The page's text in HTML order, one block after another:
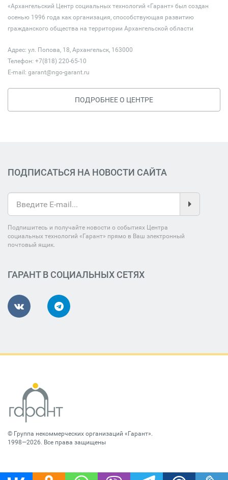
«Архангельский Центр социальных технологий «Гарант» был создан
осенью 1996 года как организация, способствующая развитию
гражданского общества на территории Архангельской области
Адрес: ул. Попова, 18, Архангельск, 163000
Телефон: +7(818) 220-65-10
E-mail: garant@ngo-garant.ru
ПОДРОБНЕЕ О ЦЕНТРЕ
ПОДПИСАТЬСЯ НА НОВОСТИ САЙТА
Подпишитесь и получайте новости о событиях Центра
социальных технологий «Гарант» прямо в Ваш электронный
почтовый ящик.
ГАРАНТ В СОЦИАЛЬНЫХ СЕТЯХ
© Группа некоммерческих организаций «Гарант».
1998—2026. Все права защищены